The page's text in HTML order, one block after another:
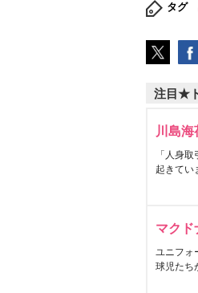
タグ
注目★
川島
「人身
起きてい
マクド
ユニフォ
球児たち